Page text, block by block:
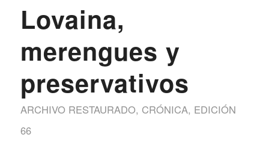
Lovaina,
merengues y
preservativos
ARCHIVO RESTAURADO, CRÓNICA, EDICIÓN
66